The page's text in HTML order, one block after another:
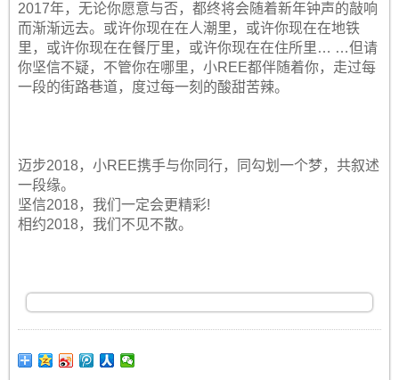
2017年，无论你愿意与否，都终将会随着新年钟声的敲响
而渐渐远去。或许你现在在人潮里，或许你现在在地铁
里，或许你现在在餐厅里，或许你现在在住所里… …但请
你坚信不疑，不管你在哪里，小REE都伴随着你，走过每
一段的街路巷道，度过每一刻的酸甜苦辣。
迈步2018，小REE携手与你同行，同勾划一个梦，共叙述
一段缘。
坚信2018，我们一定会更精彩!
相约2018，我们不见不散。